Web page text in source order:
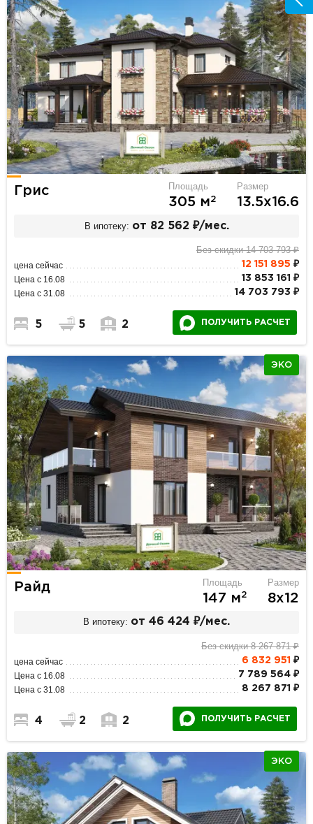
Грис Площадь
305 м2
Размер
13.5х16.6
В ипотеку: от 82 562 ₽/мес.
Без скидки 14 703 793 ₽
цена сейчас 12 151 895 ₽
Цена с 16.08 13 853 161 ₽
Цена с 31.08 14 703 793 ₽
5 5 2 ПОЛУЧИТЬ РАСЧЕТ
ЭКО
Райд Площадь
147 м2
Размер
8х12
В ипотеку: от 46 424 ₽/мес.
Без скидки 8 267 871 ₽
цена сейчас 6 832 951 ₽
Цена с 16.08 7 789 564 ₽
Цена с 31.08 8 267 871 ₽
4 2 2 ПОЛУЧИТЬ РАСЧЕТ
ЭКО